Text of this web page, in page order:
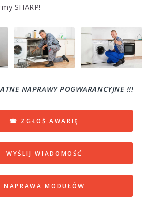
SHARP!
NAPRAWY POGWARANCYJNE !!!
☎ ZGŁOŚ AWARIĘ
WYŚLIJ WIADOMOŚĆ
NAPRAWA MODUŁÓW